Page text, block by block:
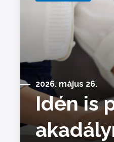
2026. május 26.
Idén is